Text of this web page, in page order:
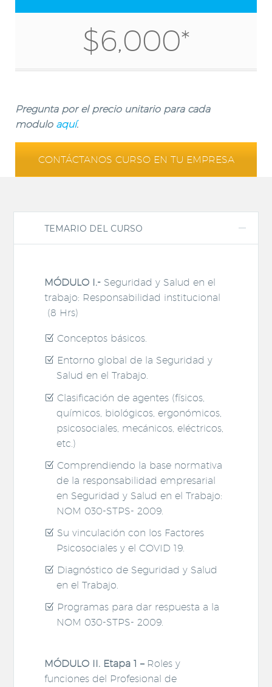
$6,000*
Pregunta por el precio unitario para cada
modulo aquí.
CONTÁCTANOS CURSO EN TU EMPRESA
TEMARIO DEL CURSO
MÓDULO I.- Seguridad y Salud en el
trabajo: Responsabilidad institucional
(8 Hrs)
Conceptos básicos.
Entorno global de la Seguridad y
Salud en el Trabajo.
Clasificación de agentes (físicos,
químicos, biológicos, ergonómicos,
psicosociales, mecánicos, eléctricos,
etc.)
Comprendiendo la base normativa
de la responsabilidad empresarial
en Seguridad y Salud en el Trabajo:
NOM 030-STPS- 2009.
Su vinculación con los Factores
Psicosociales y el COVID 19.
Diagnóstico de Seguridad y Salud
en el Trabajo.
Programas para dar respuesta a la
NOM 030-STPS- 2009.
MÓDULO II. Etapa 1 – Roles y
funciones del Profesional de